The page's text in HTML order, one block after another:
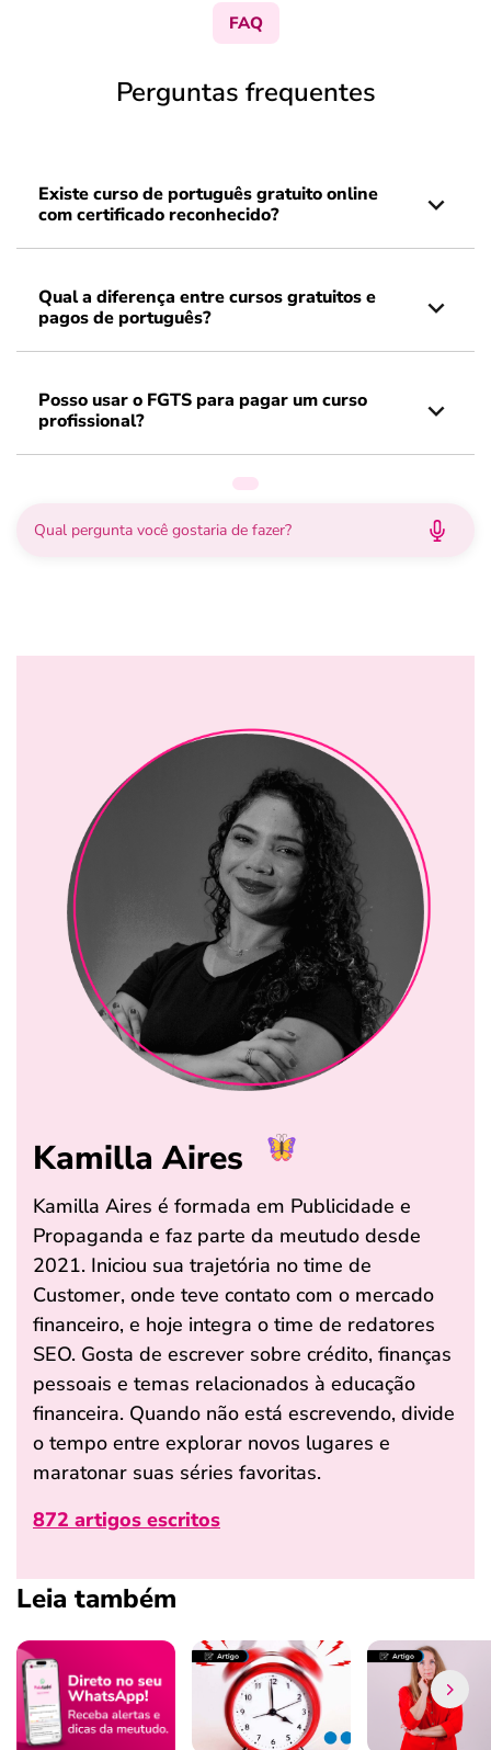
FAQ
Perguntas frequentes
Existe curso de português gratuito online
com certificado reconhecido?
Qual a diferença entre cursos gratuitos e
pagos de português?
Posso usar o FGTS para pagar um curso
profissional?
Kamilla Aires
Kamilla Aires é formada em Publicidade e
Propaganda e faz parte da meutudo desde
2021. Iniciou sua trajetória no time de
Customer, onde teve contato com o mercado
financeiro, e hoje integra o time de redatores
SEO. Gosta de escrever sobre crédito, finanças
pessoais e temas relacionados à educação
financeira. Quando não está escrevendo, divide
o tempo entre explorar novos lugares e
maratonar suas séries favoritas.
872 artigos escritos
Leia também